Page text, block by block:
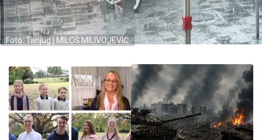
Foto: Tanjug | MILOŠ MILIVOJEVIĆ